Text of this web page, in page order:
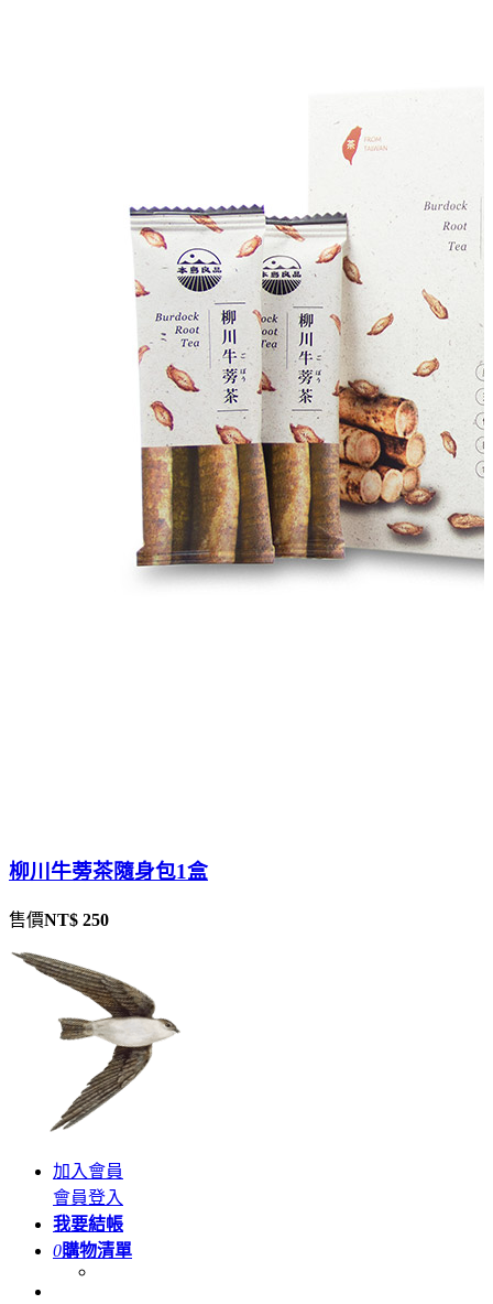
柳川牛蒡茶隨身包1盒
售價NT$ 250
加入會員
會員登入
我要結帳
0購物清單